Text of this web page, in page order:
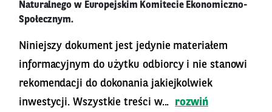
Naturalnego w Europejskim Komitecie Ekonomiczno-
Społecznym.
Niniejszy dokument jest jedynie materiałem
informacyjnym do użytku odbiorcy i nie stanowi
rekomendacji do dokonania jakiejkolwiek
inwestycji. Wszystkie treści w...
rozwiń